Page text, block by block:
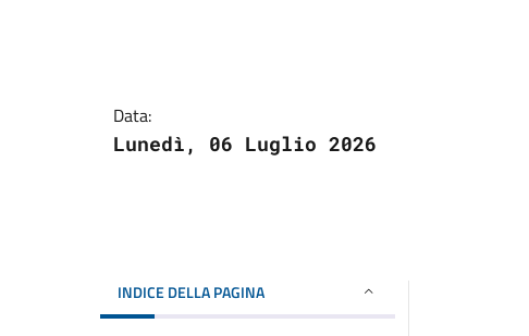
Data:
Lunedì, 06 Luglio 2026
INDICE DELLA PAGINA